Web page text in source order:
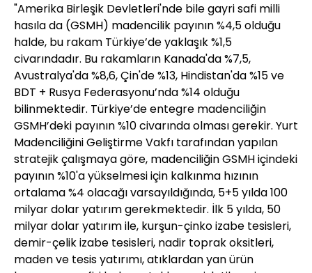
"Amerika Birleşik Devletleri'nde bile gayri safi milli
hasıla da (GSMH) madencilik payının %4,5 olduğu
halde, bu rakam Türkiye’de yaklaşık %1,5
civarındadır. Bu rakamların Kanada'da %7,5,
Avustralya'da %8,6, Çin'de %13, Hindistan'da %15 ve
BDT + Rusya Federasyonu’nda %14 olduğu
bilinmektedir. Türkiye’de entegre madenciliğin
GSMH’deki payının %10 civarında olması gerekir. Yurt
Madenciliğini Geliştirme Vakfı tarafından yapılan
stratejik çalışmaya göre, madenciliğin GSMH içindeki
payının %10'a yükselmesi için kalkınma hızının
ortalama %4 olacağı varsayıldığında, 5+5 yılda 100
milyar dolar yatırım gerekmektedir. İlk 5 yılda, 50
milyar dolar yatırım ile, kurşun-çinko izabe tesisleri,
demir-çelik izabe tesisleri, nadir toprak oksitleri,
maden ve tesis yatırımı, atıklardan yan ürün